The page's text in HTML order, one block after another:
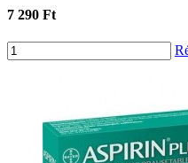
7 290 Ft